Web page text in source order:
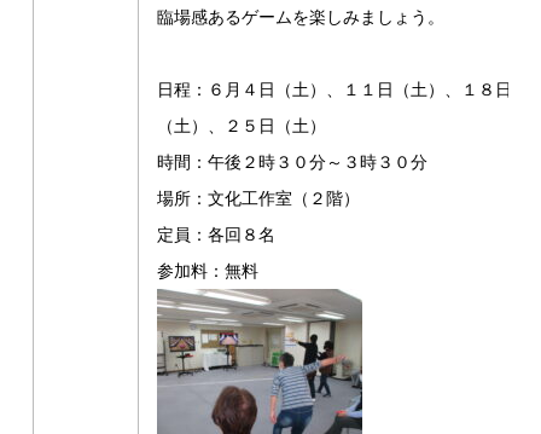
臨場感あるゲームを楽しみましょう。
日程：６月４日（土）、１１日（土）、１８日
（土）、２５日（土）
時間：午後２時３０分～３時３０分
場所：文化工作室（２階）
定員：各回８名
参加料：無料